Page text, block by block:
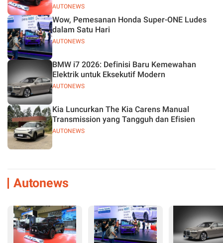
AUTONEWS
AUTONEWS
Wow, Pemesanan Honda Super-ONE Ludes
dalam Satu Hari
AUTONEWS
BMW i7 2026: Definisi Baru Kemewahan
Elektrik untuk Eksekutif Modern
AUTONEWS
Kia Luncurkan The Kia Carens Manual
Transmission yang Tangguh dan Efisien
Autonews